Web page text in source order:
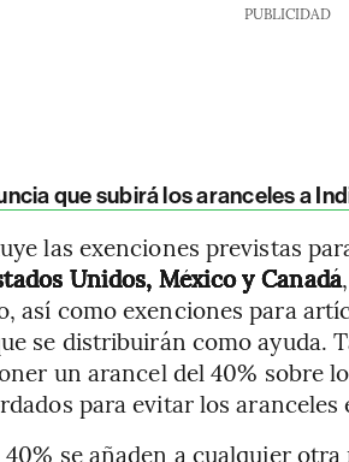
PUBLICIDAD
que subirá los aranceles a
las exenciones previstas
Unidos, México y Canadá
así como exenciones para
se distribuirán como ayuda.
un arancel del 40% sobre
para evitar los aranceles
40% se añaden a cualquier